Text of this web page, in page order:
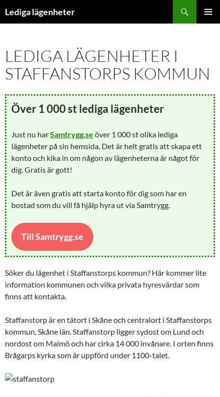
tillLediga lägenheter
LEDIGA LÄGENHETER I
STAFFANSTORPS KOMMUN
Över 1 000 st lediga lägenheter
Just nu harSamtrygg.se över 1 000 st olika lediga
lägenheter på sin hemsida. Det är helt gratis att skapa ett
konto och kika in om någon av lägenheterna är något för
dig. Gratis är gott!
Det är även gratis att starta konto för dig som har en
bostad som du vill få hjälp hyra ut via Samtrygg.
Till Samtrygg.se
Söker du lägenhet i Staffanstorps kommun? Här kommer lite
information kommunen och vilka privata hyresvärdar som
finns att kontakta.
Staffanstorp är en tätort i Skåne och centralort i Staffanstorps
kommun, Skåne län. Staffanstorp ligger sydost om Lund och
nordost om Malmö och har cirka 14 000 invånare. I orten finns
Brågarps kyrka som är uppförd under 1100-talet.